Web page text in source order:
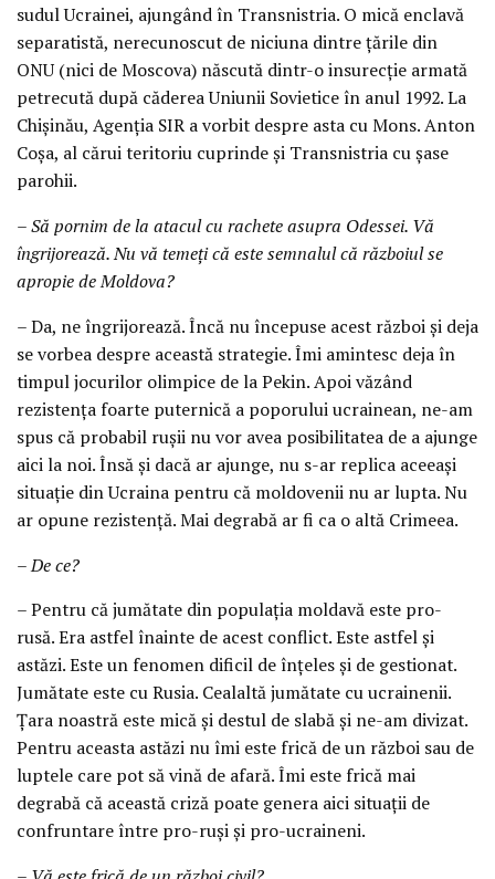
sudul Ucrainei, ajungând în Transnistria. O mică enclavă
separatistă, nerecunoscut de niciuna dintre țările din
ONU (nici de Moscova) născută dintr-o insurecție armată
petrecută după căderea Uniunii Sovietice în anul 1992. La
Chișinău, Agenția SIR a vorbit despre asta cu Mons. Anton
Coșa, al cărui teritoriu cuprinde și Transnistria cu șase
parohii.
– Să pornim de la atacul cu rachete asupra Odessei. Vă
îngrijorează. Nu vă temeți că este semnalul că războiul se
apropie de Moldova?
– Da, ne îngrijorează. Încă nu începuse acest război și deja
se vorbea despre această strategie. Îmi amintesc deja în
timpul jocurilor olimpice de la Pekin. Apoi văzând
rezistența foarte puternică a poporului ucrainean, ne-am
spus că probabil rușii nu vor avea posibilitatea de a ajunge
aici la noi. Însă și dacă ar ajunge, nu s-ar replica aceeași
situație din Ucraina pentru că moldovenii nu ar lupta. Nu
ar opune rezistență. Mai degrabă ar fi ca o altă Crimeea.
– De ce?
– Pentru că jumătate din populația moldavă este pro-
rusă. Era astfel înainte de acest conflict. Este astfel și
astăzi. Este un fenomen dificil de înțeles și de gestionat.
Jumătate este cu Rusia. Cealaltă jumătate cu ucrainenii.
Țara noastră este mică și destul de slabă și ne-am divizat.
Pentru aceasta astăzi nu îmi este frică de un război sau de
luptele care pot să vină de afară. Îmi este frică mai
degrabă că această criză poate genera aici situații de
confruntare între pro-ruși și pro-ucraineni.